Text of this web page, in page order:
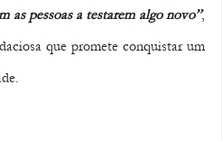
as pessoas a testarem algo novo”,
que promete conquistar um